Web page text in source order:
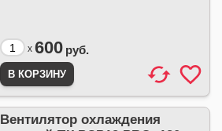
x 600 руб.
Вентилятор охлаждения